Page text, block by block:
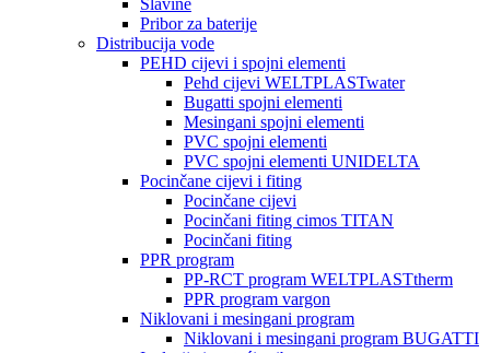
Pribor za baterije
Distribucija vode
PEHD cijevi i spojni elementi
Pehd cijevi WELTPLASTwater
Bugatti spojni elementi
Mesingani spojni elementi
PVC spojni elementi
PVC spojni elementi UNIDELTA
Pocinčane cijevi i fiting
Pocinčane cijevi
Pocinčani fiting cimos TITAN
Pocinčani fiting
PPR program
PP-RCT program WELTPLASTtherm
PPR program vargon
Niklovani i mesingani program
Niklovani i mesingani program BUGATTI